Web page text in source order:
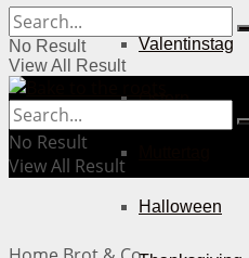
Valentinstag
Ostern
Halloween
No Result
View All Result
No Result
View All Result